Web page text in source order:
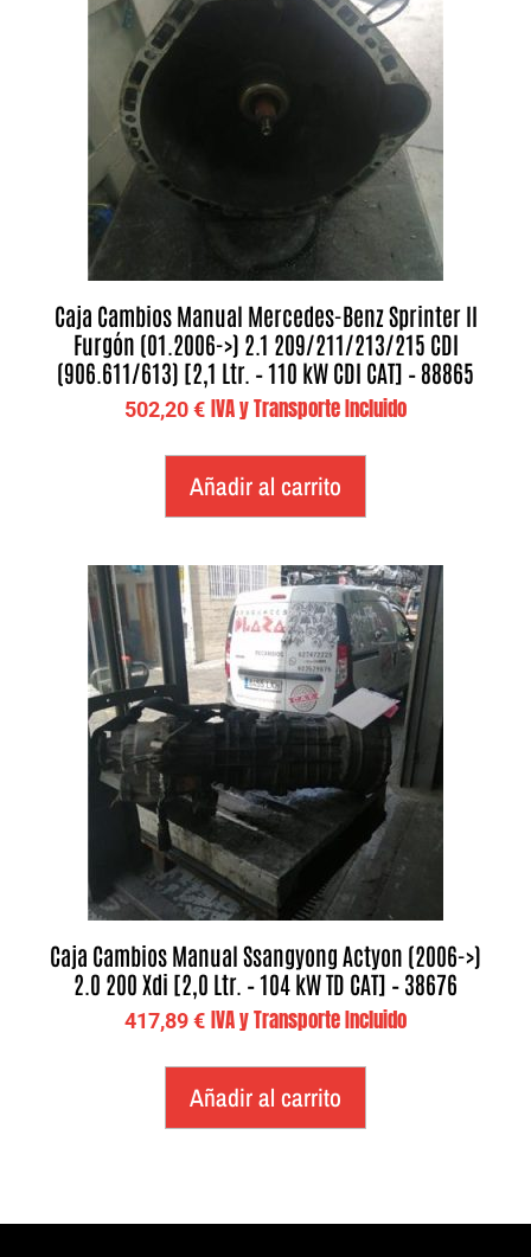
Caja Cambios Manual Mercedes-Benz Sprinter II
Furgón (01.2006->) 2.1 209/211/213/215 CDI
(906.611/613) [2,1 Ltr. – 110 kW CDI CAT] – 88865
502,20€ IVA y Transporte Incluido
Añadir al carrito
Caja Cambios Manual Ssangyong Actyon (2006->)
2.0 200 Xdi [2,0 Ltr. – 104 kW TD CAT] – 38676
417,89€ IVA y Transporte Incluido
Añadir al carrito